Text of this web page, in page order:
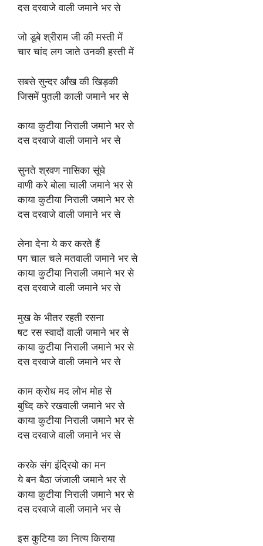
दस दरवाजे वाली जमाने भर से
जो डूबे श्रीराम जी की मस्ती में
चार चांद लग जाते उनकी हस्ती में
सबसे सुन्दर आँख की खिड़की
जिसमें पुतली काली जमाने भर से
काया कुटीया निराली जमाने भर से
दस दरवाजे वाली जमाने भर से
सुनते श्रवण नासिका सूंघे
वाणी करे बोला चाली जमाने भर से
काया कुटीया निराली जमाने भर से
दस दरवाजे वाली जमाने भर से
लेना देना ये कर करते हैं
पग चाल चले मतवाली जमाने भर से
काया कुटीया निराली जमाने भर से
दस दरवाजे वाली जमाने भर से
मुख के भीतर रहती रसना
षट रस स्वादों वाली जमाने भर से
काया कुटीया निराली जमाने भर से
दस दरवाजे वाली जमाने भर से
काम क्रोध मद लोभ मोह से
बुध्दि करे रखवाली जमाने भर से
काया कुटीया निराली जमाने भर से
दस दरवाजे वाली जमाने भर से
करके संग इंद्रियो का मन
ये बन बैठा जंजाली जमाने भर से
काया कुटीया निराली जमाने भर से
दस दरवाजे वाली जमाने भर से
इस कुटिया का नित्य किराया